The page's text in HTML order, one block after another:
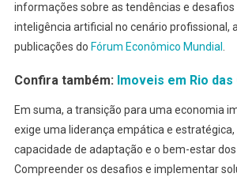
informações sobre as tendências e
inteligência artificial no cenário profissional,
publicações do Fórum Econômico Mundial .
Confira também: Imoveis em Rio
Em suma, a transição para uma economia
exige uma liderança empática e
capacidade de adaptação e o bem-estar
Compreender os desafios e implementar